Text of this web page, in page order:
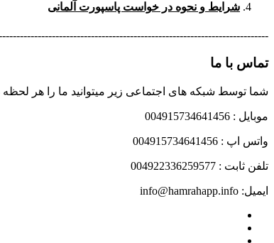
شرایط و نحوه در خواست پاسپورت آلمانی
تماس با ما
شما توسط شبکه های اجتماعی زیر میتوانید ما را هر
موبایل : 004915734641456
واتس اپ : 004915734641456
تلفن ثابت : 004922336259577
ایمیل: info@hamrahapp.info